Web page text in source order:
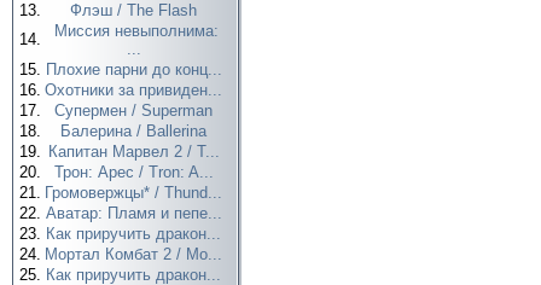
13.
Флэш / The Flash
14.
Миссия невыполнима:
...
15. Плохие парни до конц...
16. Охотники за привиден...
17.
Супермен / Superman
18.
Балерина / Ballerina
19. Капитан Марвел 2 / T...
20.
Трон: Арес / Tron: A...
21. Громовержцы* / Thund...
22. Аватар: Пламя и пепе...
23. Как приручить дракон...
24. Мортал Комбат 2 / Mo...
25. Как приручить дракон...